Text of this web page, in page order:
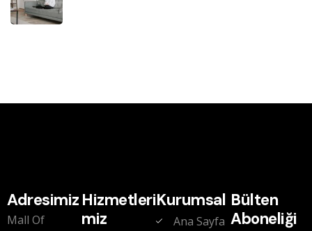
Adresimiz
Mall Of
Hizmetleri
miz
Kurumsal
Ana Sayfa
Bülten
Aboneliği